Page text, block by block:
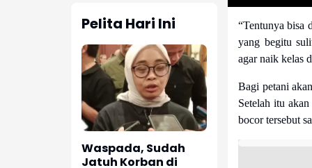
Pelita Hari Ini
Waspada, Sudah
Jatuh Korban di
“Tentunya bisa
yang begitu
agar naik kelas
Bagi petani
Setelah itu
bocor tersebut